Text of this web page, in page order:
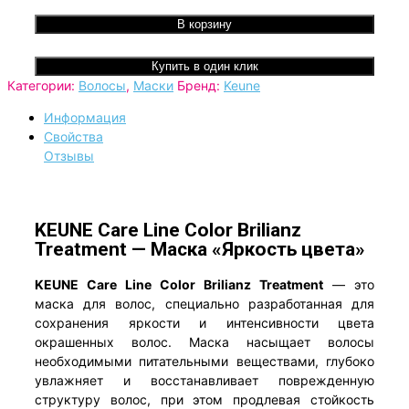
В корзину
Купить в один клик
Категории: Волосы, Маски Бренд: Keune
Информация
Свойства
Отзывы
KEUNE Care Line Color Brilianz
Treatment — Маска «Яркость цвета»
KEUNE Care Line Color Brilianz Treatment — это
маска для волос, специально разработанная для
сохранения яркости и интенсивности цвета
окрашенных волос. Маска насыщает волосы
необходимыми питательными веществами, глубоко
увлажняет и восстанавливает поврежденную
структуру волос, при этом продлевая стойкость